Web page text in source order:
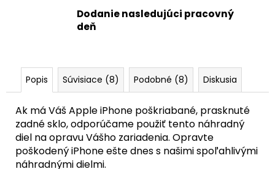
Dodanie nasledujúci pracovný
deň
Popis Súvisiace (8) Podobné (8) Diskusia
Ak má Váš Apple iPhone poškriabané, prasknuté
zadné sklo, odporúčame použiť tento náhradný
diel na opravu Vášho zariadenia. Opravte
poškodený iPhone ešte dnes s našimi spoľahlivými
náhradnými dielmi.
TITÁN
NATURAL
-
ORIGINAL
APPLE
29,90
€